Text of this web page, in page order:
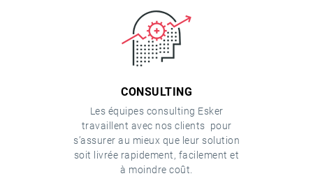
CONSULTING
Les équipes consulting Esker
travaillent avec nos clients pour
s’assurer au mieux que leur solution
soit livrée rapidement, facilement et
à moindre coût.